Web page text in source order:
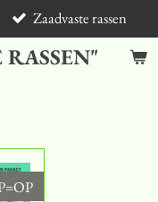
Zaadvaste rassen